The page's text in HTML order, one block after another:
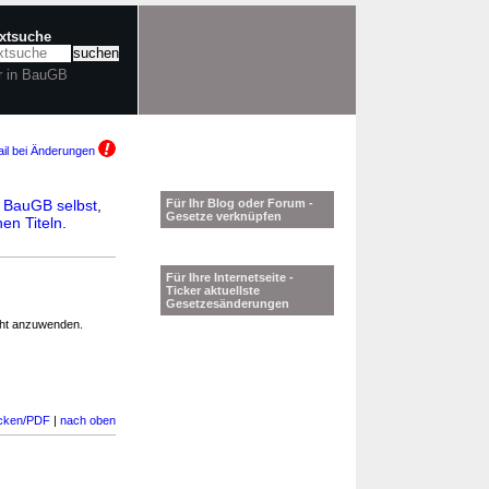
in BauGB
bei Änderungen
BauGB selbst
Titeln
anzuwenden.
PDF | nach oben
Für Ihr Blog oder Forum -
Gesetze verknüpfen
Für Ihre Internetseite -
Ticker aktuellste
Gesetzesänderungen